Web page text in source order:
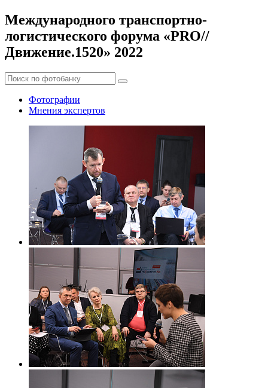
Международного транспортно-
логистического форума «PRO//
Движение.1520» 2022
Фотографии
Мнения экспертов